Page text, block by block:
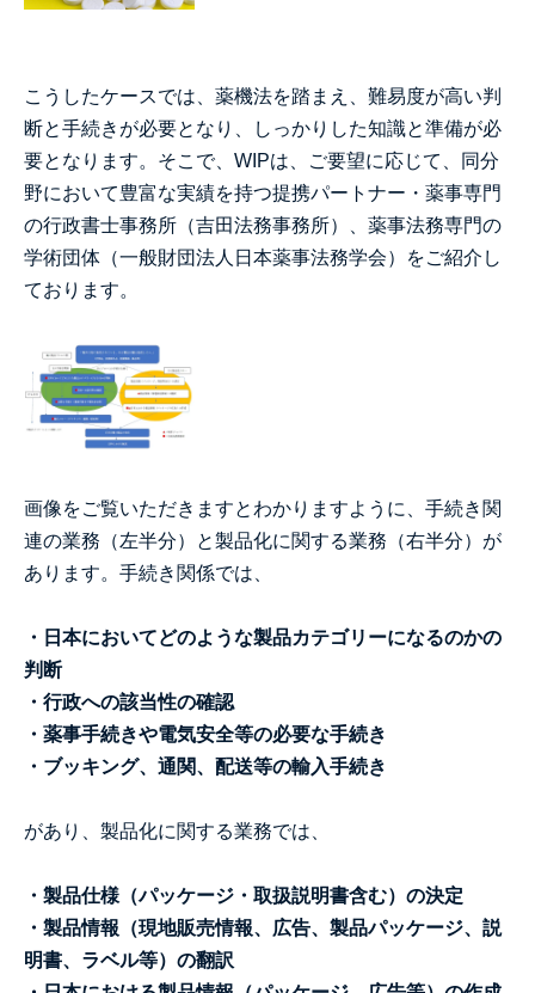
こうしたケースでは、薬機法を踏まえ、難易度が高い判
断と手続きが必要となり、しっかりした知識と準備が必
要となります。そこで、WIPは、ご要望に応じて、同分
野において豊富な実績を持つ提携パートナー・薬事専門
の行政書士事務所（吉田法務事務所）、薬事法務専門の
学術団体（一般財団法人日本薬事法務学会）をご紹介し
ております。
画像をご覧いただきますとわかりますように、手続き関
連の業務（左半分）と製品化に関する業務（右半分）が
あります。手続き関係では、
・日本においてどのような製品カテゴリーになるのかの
判断
・行政への該当性の確認
・薬事手続きや電気安全等の必要な手続き
・ブッキング、通関、配送等の輸入手続き
があり、製品化に関する業務では、
・製品仕様（パッケージ・取扱説明書含む）の決定
・製品情報（現地販売情報、広告、製品パッケージ、説
明書、ラベル等）の翻訳